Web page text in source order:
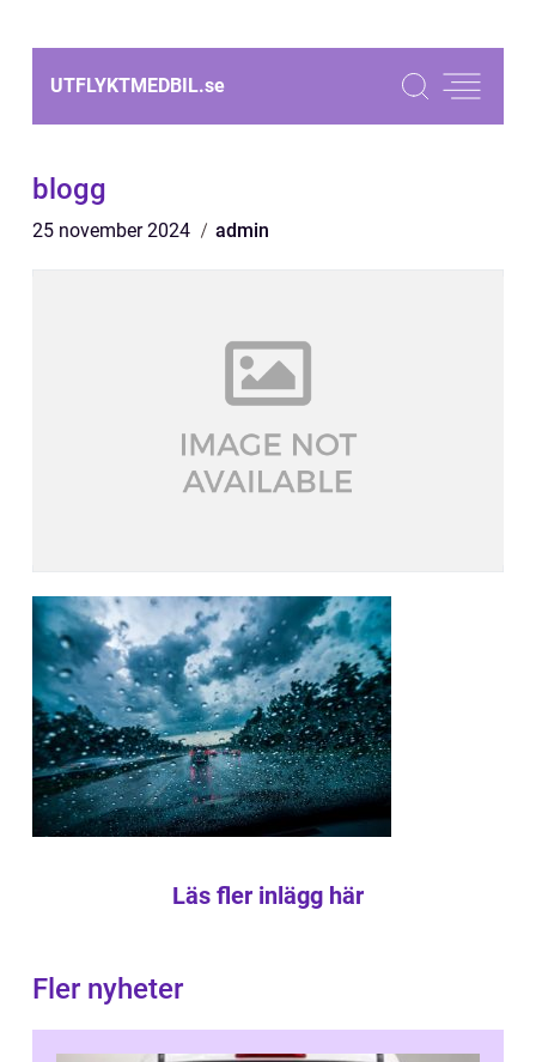
UTFLYKTMEDBIL.se
blogg
25 november 2024 admin
Läs fler inlägg här
Fler nyheter